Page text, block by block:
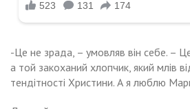
-Це не зрада, – умовляв він себе. –
а той закоханий хлопчик, який млів
тендітності Христини. А я люблю